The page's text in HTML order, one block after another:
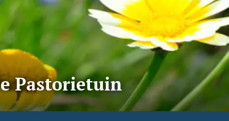
Pastorietuin